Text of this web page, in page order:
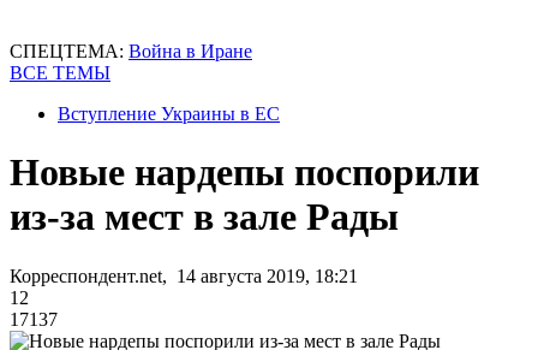
СПЕЦТЕМА: Война в Иране
ВСЕ ТЕМЫ
Вступление Украины в ЕС
Новые нардепы поспорили
из-за мест в зале Рады
Корреспондент.net, 14 августа 2019, 18:21
12
17137